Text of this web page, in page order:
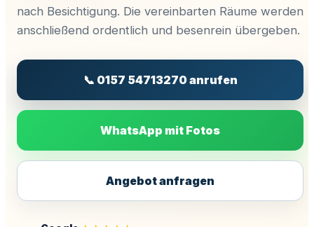
nach Besichtigung. Die vereinbarten Räume werden
anschließend ordentlich und besenrein übergeben.
📞 0157 54713270 anrufen
WhatsApp mit Fotos
Angebot anfragen